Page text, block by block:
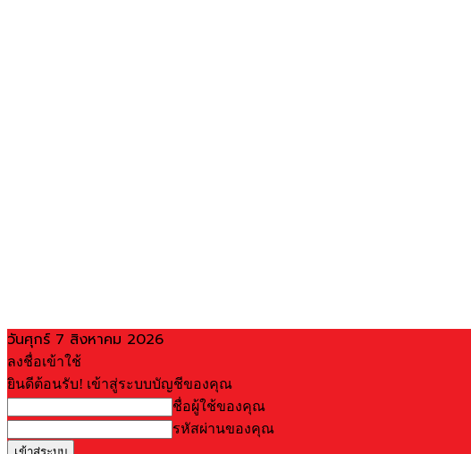
วันศุกร์ 7 สิงหาคม 2026
ลงชื่อเข้าใช้
ยินดีต้อนรับ! เข้าสู่ระบบบัญชีของคุณ
ชื่อผู้ใช้ของคุณ
รหัสผ่านของคุณ